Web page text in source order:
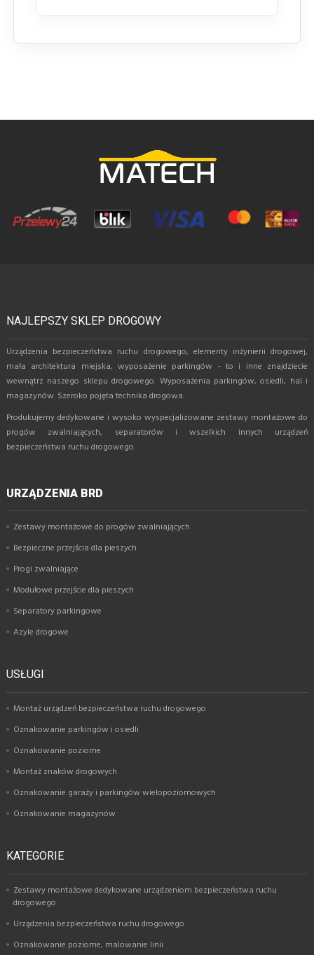
NAJLEPSZY SKLEP DROGOWY
Urządzenia bezpieczeństwa ruchu drogowego, elementy inżynierii drogowej,
mała architektura miejska, wyposażenie parkingów - to i inne znajdziecie
wewnątrz naszego sklepu drogowego. Wyposażenia parkingów, osiedli, hal i
magazynów. Szeroko pojęta technika drogowa.
Produkujemy dedykowane i wysoko wyspecjalizowane zestawy montażowe do
progów zwalniających, separatorów i wszelkich innych urządzeń
bezpieczeństwa ruchu drogowego.
URZĄDZENIA BRD
Zestawy montażowe do progów zwalniających
Bezpieczne przejścia dla pieszych
Progi zwalniające
Modułowe przejście dla pieszych
Separatory parkingowe
Azyle drogowe
USŁUGI
Montaż urządzeń bezpieczeństwa ruchu drogowego
Oznakowanie parkingów i osiedli
Oznakowanie poziome
Montaż znaków drogowych
Oznakowanie garaży i parkingów wielopoziomowych
Oznakowanie magazynów
KATEGORIE
Zestawy montażowe dedykowane urządzeniom bezpieczeństwa ruchu
drogowego
Urządzenia bezpieczeństwa ruchu drogowego
Oznakowanie poziome, malowanie linii